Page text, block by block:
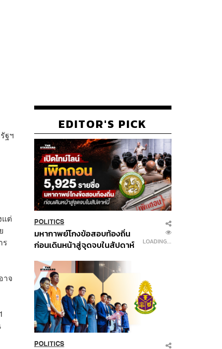
ฐฯ
แต่
ร
าจ
EDITOR'S PICK
POLITICS
มหากาพย์โกงข้อสอบท้องถิ่น
ก่อนเดินหน้าสู่จุดจบในสัปดาห์
LOADING...
POLITICS